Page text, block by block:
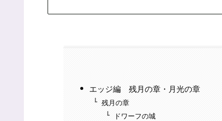
エッジ編 残月の章・月光の章
残月の章
ドワーフの城